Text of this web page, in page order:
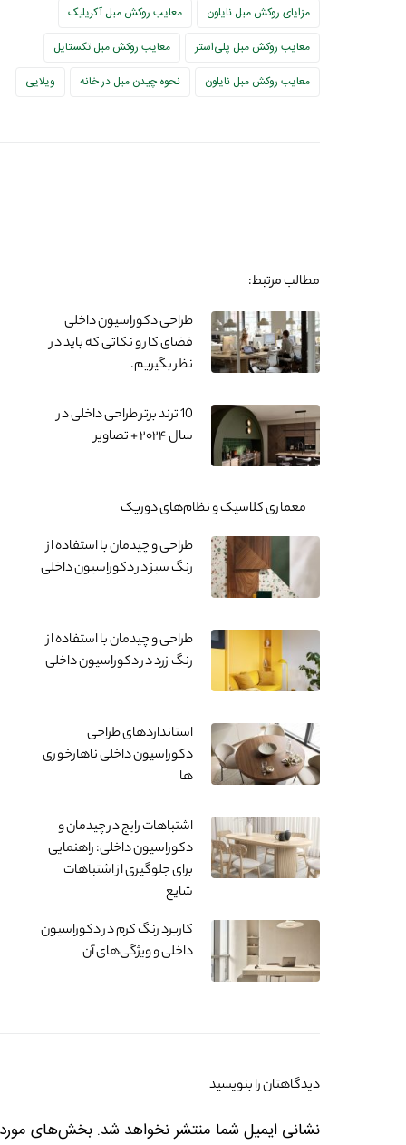
مزایای روکش مبل نایلون
معایب روکش مبل آکریلیک
معایب روکش مبل پلی‌استر
معایب روکش مبل تکستایل
معایب روکش مبل نایلون
نحوه چیدن مبل در خانه ویلایی
مطالب مرتبط:
طراحی دکوراسیون داخلی
فضای کار و نکاتی که باید در
نظر بگیریم.
10 ترند برتر طراحی داخلی در
سال ۲۰۲۴ + تصاویر
معماری کلاسیک و نظام‌های دوریک
طراحی و چیدمان با استفاده از
رنگ سبز در دکوراسیون داخلی
طراحی و چیدمان با استفاده از
رنگ زرد در دکوراسیون داخلی
استانداردهای طراحی
دکوراسیون داخلی ناهارخوری
ها
اشتباهات رایج در چیدمان و
دکوراسیون داخلی: راهنمایی
برای جلوگیری از اشتباهات
شایع
کاربرد رنگ کرم در دکوراسیون
داخلی و ویژگی‌های آن
دیدگاهتان را بنویسید
نشانی ایمیل شما منتشر نخواهد شد. بخش‌های